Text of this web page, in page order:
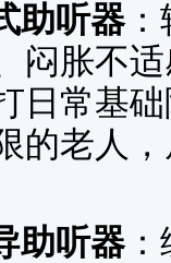
助听器：
闷胀不
日常基
的老人
助听器：